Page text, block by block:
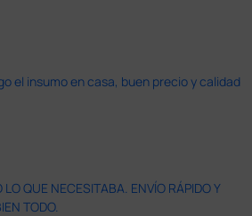
el insumo en casa, buen precio y calidad
QUE NECESITABA. ENVÍO RÁPIDO Y
TODO.